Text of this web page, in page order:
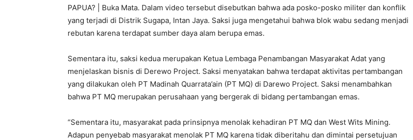
PAPUA? | Buka Mata. Dalam video tersebut disebutkan bahwa ada posko-posko militer dan konflik
yang terjadi di Distrik Sugapa, Intan Jaya. Saksi juga mengetahui bahwa blok wabu sedang menjadi
rebutan karena terdapat sumber daya alam berupa emas.
Sementara itu, saksi kedua merupakan Ketua Lembaga Penambangan Masyarakat Adat yang
menjelaskan bisnis di Derewo Project. Saksi menyatakan bahwa terdapat aktivitas pertambangan
yang dilakukan oleh PT Madinah Quarrata’ain (PT MQ) di Darewo Project. Saksi menambahkan
bahwa PT MQ merupakan perusahaan yang bergerak di bidang pertambangan emas.
“Sementara itu, masyarakat pada prinsipnya menolak kehadiran PT MQ dan West Wits Mining.
Adapun penyebab masyarakat menolak PT MQ karena tidak diberitahu dan dimintai persetujuan